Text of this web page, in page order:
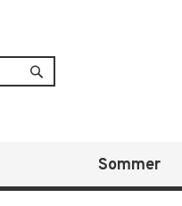
Suche
Sommer